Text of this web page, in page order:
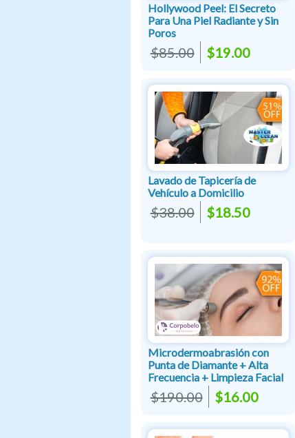
Hollywood Peel: El Secreto
Para Una Piel Radiante y Sin
Poros
$85.00 $19.00
Lavado de Tapicería de
Vehículo a Domicilio
$38.00 $18.50
Microdermoabrasión con
Punta de Diamante + Alta
Frecuencia + Limpieza Facial
$190.00 $16.00